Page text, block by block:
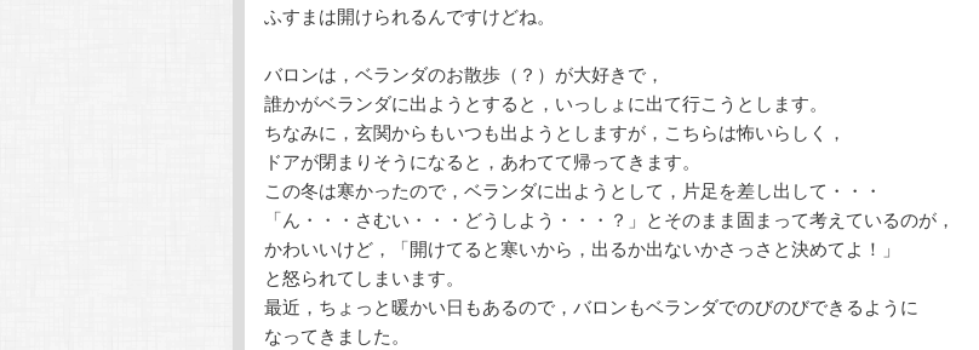
ふすまは開けられるんですけどね。
バロンは，ベランダのお散歩（？）が大好きで，
誰かがベランダに出ようとすると，いっしょに出て行こうとします。
ちなみに，玄関からもいつも出ようとしますが，こちらは怖いらしく，
ドアが閉まりそうになると，あわてて帰ってきます。
この冬は寒かったので，ベランダに出ようとして，片足を差し出して・・・
「ん・・・さむい・・・どうしよう・・・？」とそのまま固まって考えているのが，
かわいいけど，「開けてると寒いから，出るか出ないかさっさと決めてよ！」
と怒られてしまいます。
最近，ちょっと暖かい日もあるので，バロンもベランダでのびのびできるように
なってきました。